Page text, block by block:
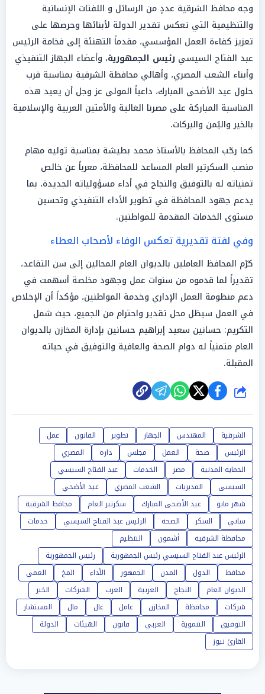
وجه محافظ الشرقية عددٍ من الرسائل و اللفتات الإنسانية
والتنظيمية التي تعكس تقدير الدولة لأبنائها وحرصها على
تعزيز كفاءة العمل المؤسسي، مقدماً التهنئة إلى فخامة الرئيس
عبد الفتاح السيسي رئيس الجمهورية، وأعضاء الجهاز التنفيذي
وأبناء الشعب المصري، وأهالي محافظة الشرقية بمناسبة قرب
حلول عيد الأضحى المبارك، داعياً المولى عز وجل أن يعيد هذه
المناسبة المباركة على مصرنا الغالية والأمتين العربية والإسلامية
بالخير واليُمن والبركات.
كما رحّب المحافظ بالأستاذ محمد بطيشة بمناسبة توليه مهام
منصب السكرتير العام المساعد للمحافظة، معرباً عن خالص
تمنياته له بالتوفيق والنجاح في أداء مسؤولياته الجديدة، بما
يدعم جهود المحافظة في تطوير الأداء التنفيذي وتحسين
مستوى الخدمات المقدمة للمواطنين.
وفي لفتة تقديرية تعكس الوفاء لأصحاب العطاء
كرّم المحافظ العاملين بالديوان العام المحالين إلى سن التقاعد،
تقديراً لما قدموه من سنوات عمل وجهود مخلصة أسهمت في
دعم منظومة العمل الإداري وخدمة المواطنين، مؤكداً أن الإخلاص
في العمل سيظل محل تقدير واحترام من الجميع، حيث شمل
التكريم: حسانين سعيد إبراهيم حسانين بإدارة المخازن بالديوان
العام متمنياً له دوام الصحة والعافية والتوفيق في حياته
المقبلة.
شارك
الشرقية المهندس الجهاز تطوير القانون
عمل
الرئيس
صحة العمل مجلس داره
المصري
الحمايه المدنية
مصر الخدمات
عبد الفتاح السيسي
السيسى
المديريات الشعب المصري
عيد الأضحي
شهر مايو
عيد الأضحى المبارك سكرتير العام
محافظ الشرقية
ساني
السكر الصحه الرئيس عبد الفتاح السيسي
خدمات
محافظة الشرقيه
أشمون
التنظيم
الرئيس عبد الفتاح السيسي رئيس الجمهورية
رئيس الجمهورية
محافظ
الدول المدن الجمهور الأداء المخ
العمى
الديوان العام
النجاح العربية العرب الشركات
الخير
شركات
محافظة المخازن عامل غال مال
المستشار
التوفيق
التنموية العربي قانون الهيئات
الدولة
القارئ نيوز